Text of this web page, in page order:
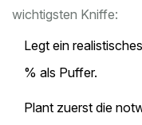
wichtigsten Kniffe:
Legt ein
% als Puffer.
Plant zuerst die